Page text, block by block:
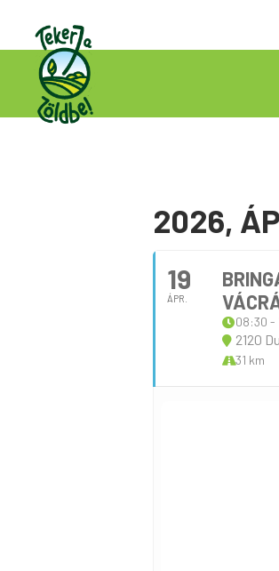
2026,
19
ÁPR.
08:30 -
2120
31 km